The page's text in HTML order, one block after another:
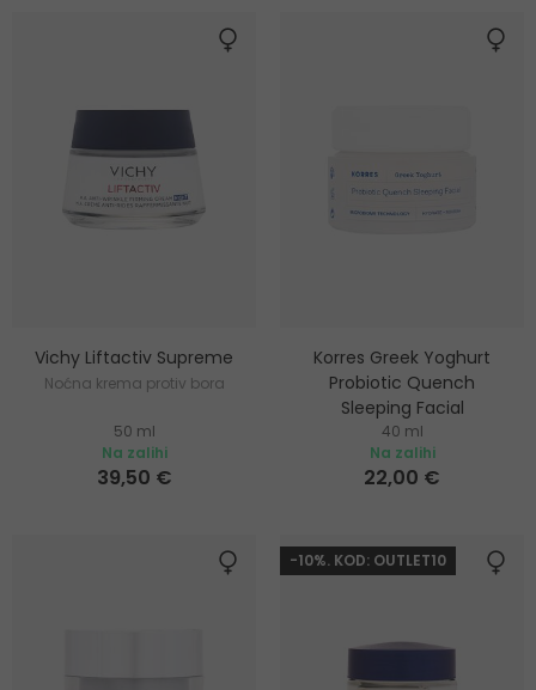
Vichy Liftactiv Supreme
Noćna krema protiv bora
50 ml
Na zalihi
39,50 €
Korres Greek Yoghurt
Probiotic Quench
Sleeping Facial
Hidratantna i hranjiva noćna
krema za lice
40 ml
Na zalihi
22,00 €
-10%. KOD: OUTLET10